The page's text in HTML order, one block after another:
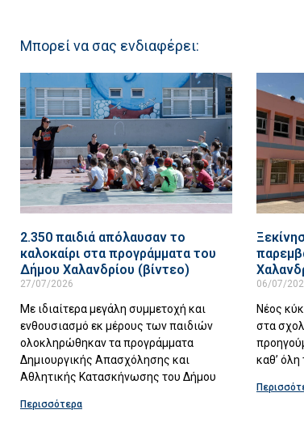
Μπορεί να σας ενδιαφέρει:
2.350 παιδιά απόλαυσαν το
καλοκαίρι στα προγράμματα του
Δήμου Χαλανδρίου (βίντεο)
27/07/2026
Με ιδιαίτερα μεγάλη συμμετοχή και
ενθουσιασμό εκ μέρους των παιδιών
ολοκληρώθηκαν τα προγράμματα
Δημιουργικής Απασχόλησης και
Αθλητικής Κατασκήνωσης του Δήμου
Περισσότερα
06/07/
Νέος
στα
καθ’ όλη